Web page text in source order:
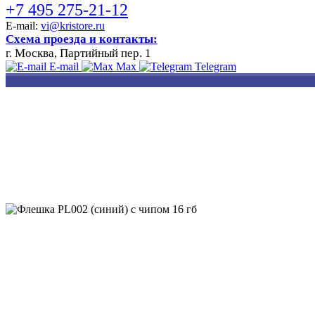
+7 495 275-21-12
E-mail: vi@kristore.ru
Схема проезда и контакты:
г. Москва, Партийный пер. 1
E-mail Max Telegram